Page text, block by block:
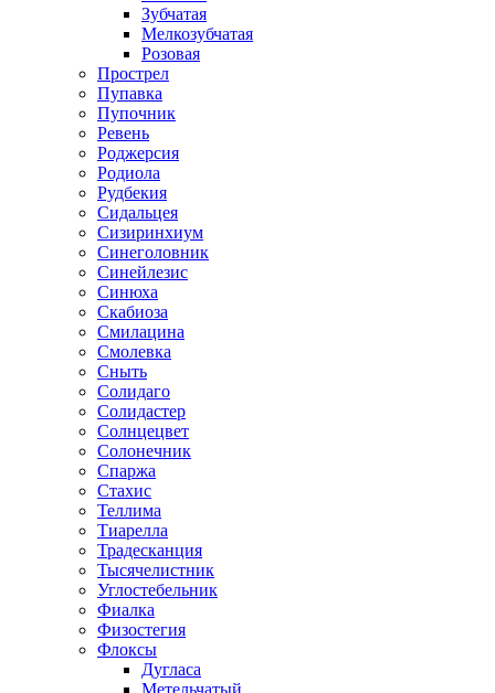
Зубчатая
Мелкозубчатая
Розовая
Прострел
Пупавка
Пупочник
Ревень
Роджерсия
Родиола
Рудбекия
Сидальцея
Сизиринхиум
Синеголовник
Синейлезис
Синюха
Скабиоза
Смилацина
Смолевка
Сныть
Солидаго
Солидастер
Солнцецвет
Солонечник
Спаржа
Стахис
Теллима
Тиарелла
Традесканция
Тысячелистник
Углостебельник
Фиалка
Физостегия
Флоксы
Дугласа
Метельчатый